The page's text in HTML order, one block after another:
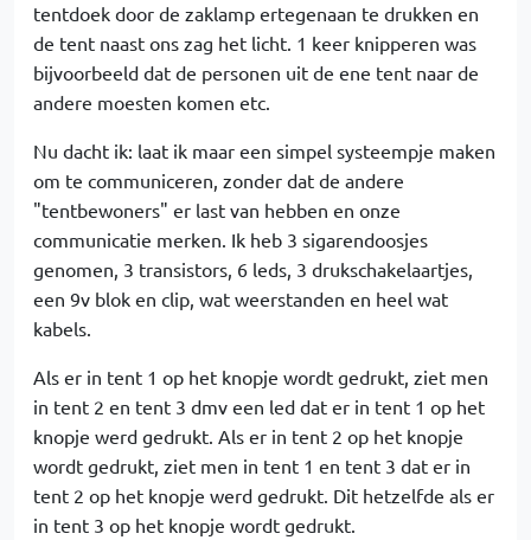
tentdoek door de zaklamp ertegenaan te drukken en
de tent naast ons zag het licht. 1 keer knipperen was
bijvoorbeeld dat de personen uit de ene tent naar de
andere moesten komen etc.
Nu dacht ik: laat ik maar een simpel systeempje maken
om te communiceren, zonder dat de andere
"tentbewoners" er last van hebben en onze
communicatie merken. Ik heb 3 sigarendoosjes
genomen, 3 transistors, 6 leds, 3 drukschakelaartjes,
een 9v blok en clip, wat weerstanden en heel wat
kabels.
Als er in tent 1 op het knopje wordt gedrukt, ziet men
in tent 2 en tent 3 dmv een led dat er in tent 1 op het
knopje werd gedrukt. Als er in tent 2 op het knopje
wordt gedrukt, ziet men in tent 1 en tent 3 dat er in
tent 2 op het knopje werd gedrukt. Dit hetzelfde als er
in tent 3 op het knopje wordt gedrukt.